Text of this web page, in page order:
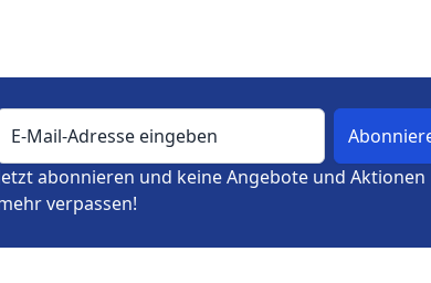
Mail-Adresse
abonnieren und keine Angebote und Aktionen
verpassen!